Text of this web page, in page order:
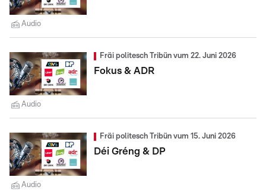
Audio
Fräi politesch Tribün vum 22. Juni 2026
Fokus & ADR
Audio
Fräi politesch Tribün vum 15. Juni 2026
Déi Gréng & DP
Audio